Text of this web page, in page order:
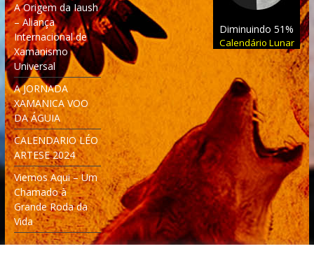
A Origem da Iaush
– Aliança
Internacional de
Xamanismo
Universal
A JORNADA
XAMANICA VOO
DA ÁGUIA
CALENDARIO LÉO
ARTESE 2024
Viemos Aqui – Um
Chamado à
Grande Roda da
Vida
Diminuindo 51%
Calendário Lunar